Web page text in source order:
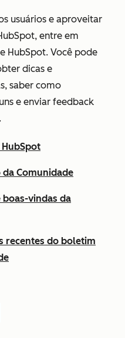
usuários e aproveitar
entre em
HubSpot. Você pode
dicas e
saber como
e enviar feedback
Comunidade
vindas da
recentes do boletim